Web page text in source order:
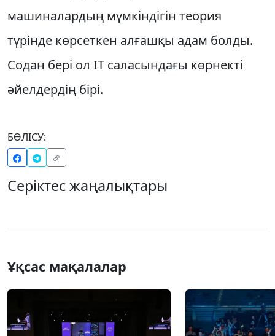
машиналардың мүмкіндігін теория
түрінде көрсеткен алғашқы адам болды.
Содан бері ол IT саласындағы көрнекті
әйелдердің бірі.
БӨЛІСУ:
Серіктес жаңалықтары
Ұқсас мақалалар